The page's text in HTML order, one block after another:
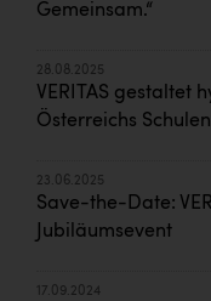
Gemeinsam.“
28.08.2025
VERITAS gestaltet
Österreichs Schulen
23.06.2025
Save-the-Date:
Jubiläumsevent
17.09.2024